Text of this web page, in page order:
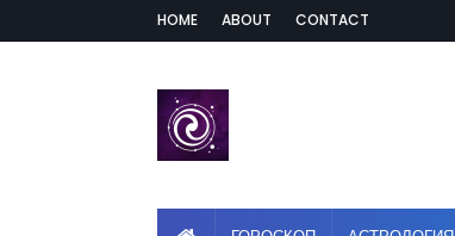
HOME ABOUT CONTACT